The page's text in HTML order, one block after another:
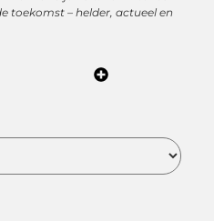
toekomst – helder, actueel en